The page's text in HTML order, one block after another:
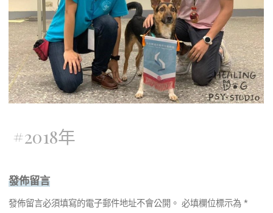
#2018年
發佈留言
發佈留言必須填寫的電子郵件地址不會公開。 必填欄位標示為*